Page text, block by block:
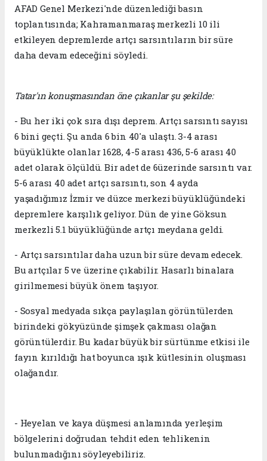
AFAD Genel Merkezi'nde düzenlediği basın
toplantısında; Kahramanmaraş merkezli 10 ili
etkileyen depremlerde artçı sarsıntıların bir süre
daha devam edeceğini söyledi.
Tatar'ın konuşmasından öne çıkanlar şu şekilde:
- Bu her iki çok sıra dışı deprem. Artçı sarsıntı sayısı
6 bini geçti. Şu anda 6 bin 40'a ulaştı. 3-4 arası
büyüklükte olanlar 1628, 4-5 arası 436, 5-6 arası 40
adet olarak ölçüldü. Bir adet de 6üzerinde sarsıntı var.
5-6 arası 40 adet artçı sarsıntı, son 4 ayda
yaşadığımız İzmir ve düzce merkezi büyüklüğündeki
depremlere karşılık geliyor. Dün de yine Göksun
merkezli 5.1 büyüklüğünde artçı meydana geldi.
- Artçı sarsıntılar daha uzun bir süre devam edecek.
Bu artçılar 5 ve üzerine çıkabilir. Hasarlı binalara
girilmemesi büyük önem taşıyor.
- Sosyal medyada sıkça paylaşılan görüntülerden
birindeki gökyüzünde şimşek çakması olağan
görüntülerdir. Bu kadar büyük bir sürtünme etkisi ile
fayın kırıldığı hat boyunca ışık kütlesinin oluşması
olağandır.
- Heyelan ve kaya düşmesi anlamında yerleşim
bölgelerini doğrudan tehdit eden tehlikenin
bulunmadığını söyleyebiliriz.